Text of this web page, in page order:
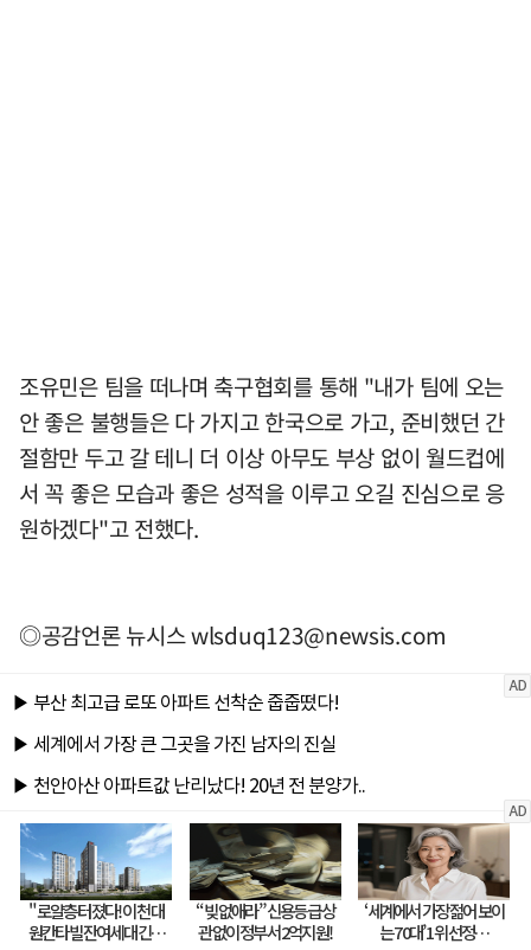
조유민은 팀을 떠나며 축구협회를 통해 "내가 팀에 오는
안 좋은 불행들은 다 가지고 한국으로 가고, 준비했던 간
절함만 두고 갈 테니 더 이상 아무도 부상 없이 월드컵에
서 꼭 좋은 모습과 좋은 성적을 이루고 오길 진심으로 응
원하겠다"고 전했다.
◎공감언론 뉴시스wlsduq123@newsis.com